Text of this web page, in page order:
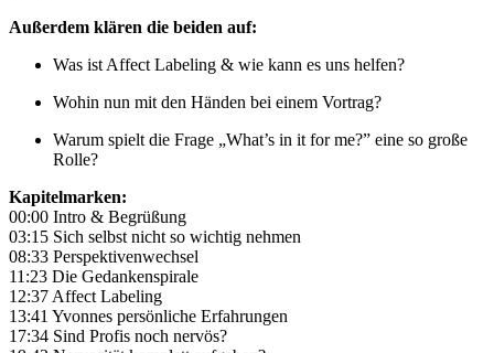
Außerdem klären die beiden auf:
Was ist Affect Labeling & wie kann es uns helfen?
Wohin nun mit den Händen bei einem Vortrag?
Warum spielt die Frage „What’s in it for me?” eine so große
Rolle?
Kapitelmarken:
00:00 Intro & Begrüßung
03:15 Sich selbst nicht so wichtig nehmen
08:33 Perspektivenwechsel
11:23 Die Gedankenspirale
12:37 Affect Labeling
13:41 Yvonnes persönliche Erfahrungen
17:34 Sind Profis noch nervös?